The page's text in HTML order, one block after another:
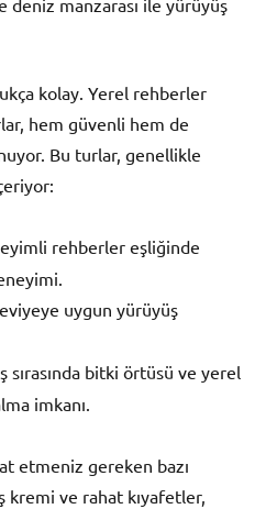
deniz manzarası ile yürüyüş
kolay. Yerel rehberler
hem güvenli hem de
Bu turlar, genellikle
rehberler eşliğinde
uygun yürüyüş
sırasında bitki örtüsü ve yerel
imkanı.
etmeniz gereken bazı
kremi ve rahat kıyafetler,